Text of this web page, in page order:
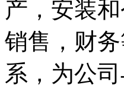
产，安装
销售，财
系，为公